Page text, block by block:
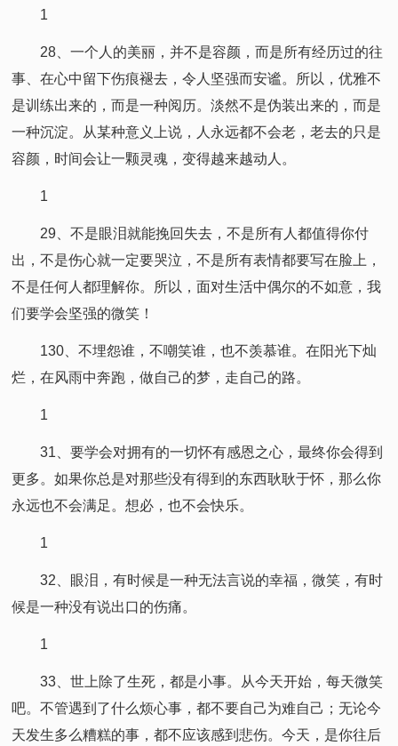
1
28、一个人的美丽，并不是容颜，而是所有经历过的往
事、在心中留下伤痕褪去，令人坚强而安谧。所以，优雅不
是训练出来的，而是一种阅历。淡然不是伪装出来的，而是
一种沉淀。从某种意义上说，人永远都不会老，老去的只是
容颜，时间会让一颗灵魂，变得越来越动人。
1
29、不是眼泪就能挽回失去，不是所有人都值得你付
出，不是伤心就一定要哭泣，不是所有表情都要写在脸上，
不是任何人都理解你。所以，面对生活中偶尔的不如意，我
们要学会坚强的微笑！
130、不埋怨谁，不嘲笑谁，也不羡慕谁。在阳光下灿
烂，在风雨中奔跑，做自己的梦，走自己的路。
1
31、要学会对拥有的一切怀有感恩之心，最终你会得到
更多。如果你总是对那些没有得到的东西耿耿于怀，那么你
永远也不会满足。想必，也不会快乐。
1
32、眼泪，有时候是一种无法言说的幸福，微笑，有时
候是一种没有说出口的伤痛。
1
33、世上除了生死，都是小事。从今天开始，每天微笑
吧。不管遇到了什么烦心事，都不要自己为难自己；无论今
天发生多么糟糕的事，都不应该感到悲伤。今天，是你往后